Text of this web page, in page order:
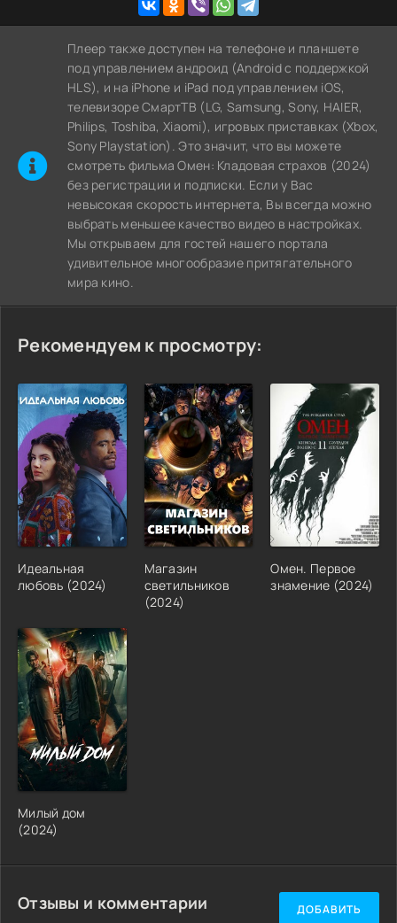
Плеер также доступен на телефоне и планшете
под управлением андроид (Android с поддержкой
HLS), и на iPhone и iPad под управлением iOS,
телевизоре СмартТВ (LG, Samsung, Sony, HAIER,
Philips, Toshiba, Xiaomi), игровых приставках (Xbox,
Sony Playstation). Это значит, что вы можете
cмотреть фильма Омен: Кладовая страхов (2024)
без регистрации и подписки. Если у Вас
невысокая скорость интернета, Вы всегда можно
выбрать меньшее качество видео в настройках.
Мы открываем для гостей нашего портала
удивительное многообразие притягательного
мира кино.
Рекомендуем к просмотру:
Идеальная
любовь (2024)
Магазин
светильников
(2024)
Омен. Первое
знамение (2024)
Милый дом
(2024)
Отзывы и комментарии ДОБАВИТЬ